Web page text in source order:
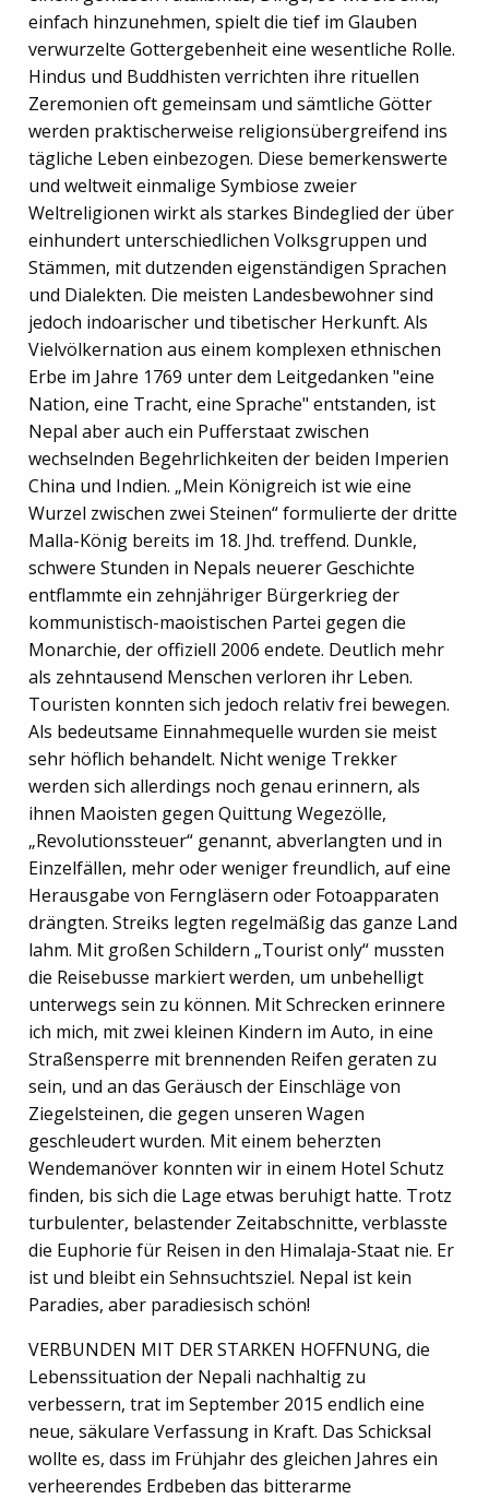
einfach hinzunehmen, spielt die tief im Glauben
verwurzelte Gottergebenheit eine wesentliche Rolle.
Hindus und Buddhisten verrichten ihre rituellen
Zeremonien oft gemeinsam und sämtliche Götter
werden praktischerweise religionsübergreifend ins
tägliche Leben einbezogen. Diese bemerkenswerte
und weltweit einmalige Symbiose zweier
Weltreligionen wirkt als starkes Bindeglied der über
einhundert unterschiedlichen Volksgruppen und
Stämmen, mit dutzenden eigenständigen Sprachen
und Dialekten. Die meisten Landesbewohner sind
jedoch indoarischer und tibetischer Herkunft. Als
Vielvölkernation aus einem komplexen ethnischen
Erbe im Jahre 1769 unter dem Leitgedanken "eine
Nation, eine Tracht, eine Sprache" entstanden, ist
Nepal aber auch ein Pufferstaat zwischen
wechselnden Begehrlichkeiten der beiden Imperien
China und Indien. „Mein Königreich ist wie eine
Wurzel zwischen zwei Steinen“ formulierte der dritte
Malla-König bereits im 18. Jhd. treffend. Dunkle,
schwere Stunden in Nepals neuerer Geschichte
entflammte ein zehnjähriger Bürgerkrieg der
kommunistisch-maoistischen Partei gegen die
Monarchie, der offiziell 2006 endete. Deutlich mehr
als zehntausend Menschen verloren ihr Leben.
Touristen konnten sich jedoch relativ frei bewegen.
Als bedeutsame Einnahmequelle wurden sie meist
sehr höflich behandelt. Nicht wenige Trekker
werden sich allerdings noch genau erinnern, als
ihnen Maoisten gegen Quittung Wegezölle,
„Revolutionssteuer“ genannt, abverlangten und in
Einzelfällen, mehr oder weniger freundlich, auf eine
Herausgabe von Ferngläsern oder Fotoapparaten
drängten. Streiks legten regelmäßig das ganze Land
lahm. Mit großen Schildern „Tourist only“ mussten
die Reisebusse markiert werden, um unbehelligt
unterwegs sein zu können. Mit Schrecken erinnere
ich mich, mit zwei kleinen Kindern im Auto, in eine
Straßensperre mit brennenden Reifen geraten zu
sein, und an das Geräusch der Einschläge von
Ziegelsteinen, die gegen unseren Wagen
geschleudert wurden. Mit einem beherzten
Wendemanöver konnten wir in einem Hotel Schutz
finden, bis sich die Lage etwas beruhigt hatte. Trotz
turbulenter, belastender Zeitabschnitte, verblasste
die Euphorie für Reisen in den Himalaja-Staat nie. Er
ist und bleibt ein Sehnsuchtsziel. Nepal ist kein
Paradies, aber paradiesisch schön!
VERBUNDEN MIT DER STARKEN HOFFNUNG, die
Lebenssituation der Nepali nachhaltig zu
verbessern, trat im September 2015 endlich eine
neue, säkulare Verfassung in Kraft. Das Schicksal
wollte es, dass im Frühjahr des gleichen Jahres ein
verheerendes Erdbeben das bitterarme